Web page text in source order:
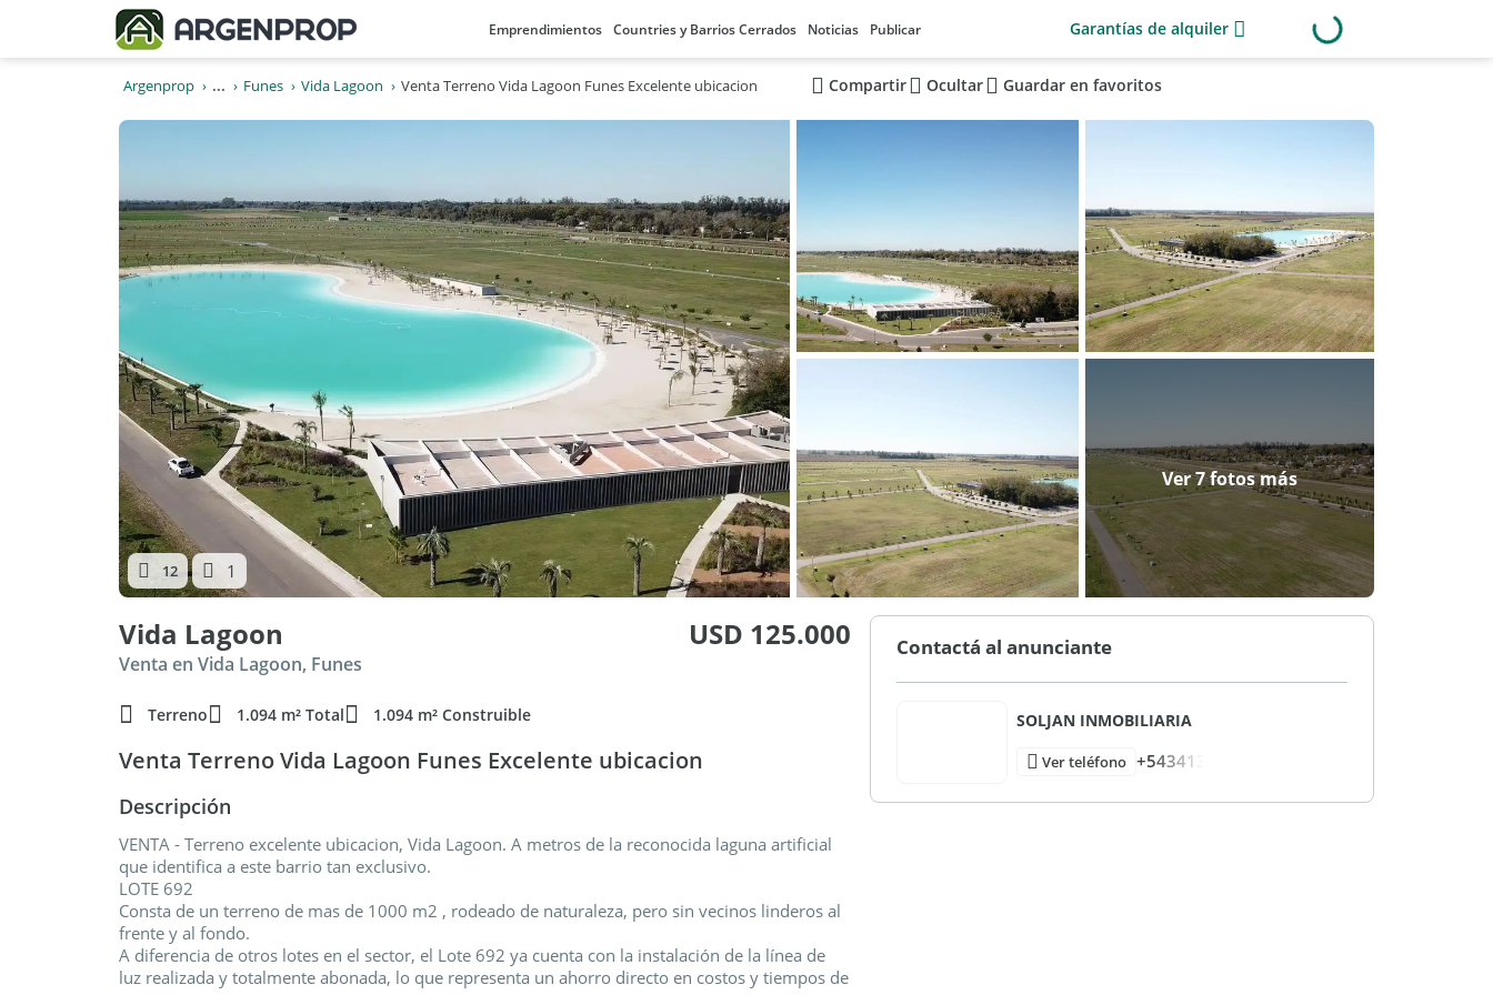
Emprendimientos Countries y Barrios Cerrados Noticias Publicar Garantías de alquiler
Argenprop ... Funes Vida Lagoon Venta Terreno Vida Lagoon Funes Excelente ubicacion Compartir Ocultar Guardar en favoritos
Ver 7 fotos más
12 1
Vida Lagoon USD 125.000
Venta en Vida Lagoon, Funes
Terreno 1.094 m² Total 1.094 m² Construible
Venta Terreno Vida Lagoon Funes Excelente ubicacion
Descripción
VENTA - Terreno excelente ubicacion, Vida Lagoon. A metros de la reconocida laguna artificial
que identifica a este barrio tan exclusivo.
LOTE 692
Consta de un terreno de mas de 1000 m2 , rodeado de naturaleza, pero sin vecinos linderos al
frente y al fondo.
A diferencia de otros lotes en el sector, el Lote 692 ya cuenta con la instalación de la línea de
luz realizada y totalmente abonada, lo que representa un ahorro directo en costos y tiempos de
Contactá al anunciante
SOLJAN INMOBILIARIA
Ver teléfono +543413